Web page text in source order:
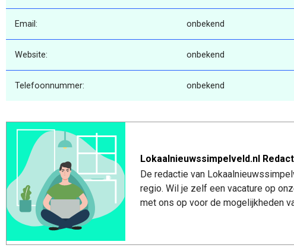
Email: onbekend
Website: onbekend
Telefoonnummer: onbekend
Lokaalnieuwssimpelveld.nl
De redactie van
regio. Wil je zelf een vacature op
met ons op voor de mogelijkheden